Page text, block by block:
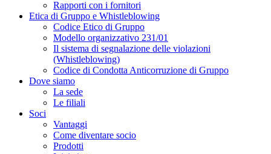
Rapporti con i fornitori
Etica di Gruppo e Whistleblowing
Codice Etico di Gruppo
Modello organizzativo 231/01
Il sistema di segnalazione delle violazioni
(Whistleblowing)
Codice di Condotta Anticorruzione di Gruppo
Dove siamo
La sede
Le filiali
Soci
Vantaggi
Come diventare socio
Prodotti